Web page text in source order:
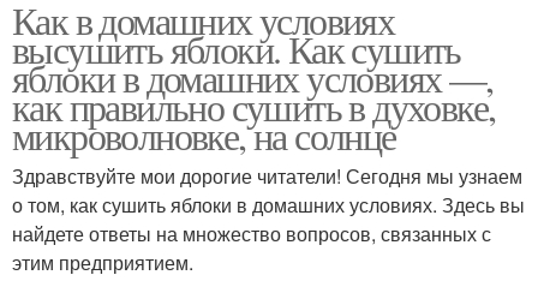
Как в домашних условиях
высушить яблоки. Как сушить
яблоки в домашних условиях —,
как правильно сушить в духовке,
микроволновке, на солнце
Здравствуйте мои дорогие читатели! Сегодня мы узнаем
о том, как сушить яблоки в домашних условиях. Здесь вы
найдете ответы на множество вопросов, связанных с
этим предприятием.